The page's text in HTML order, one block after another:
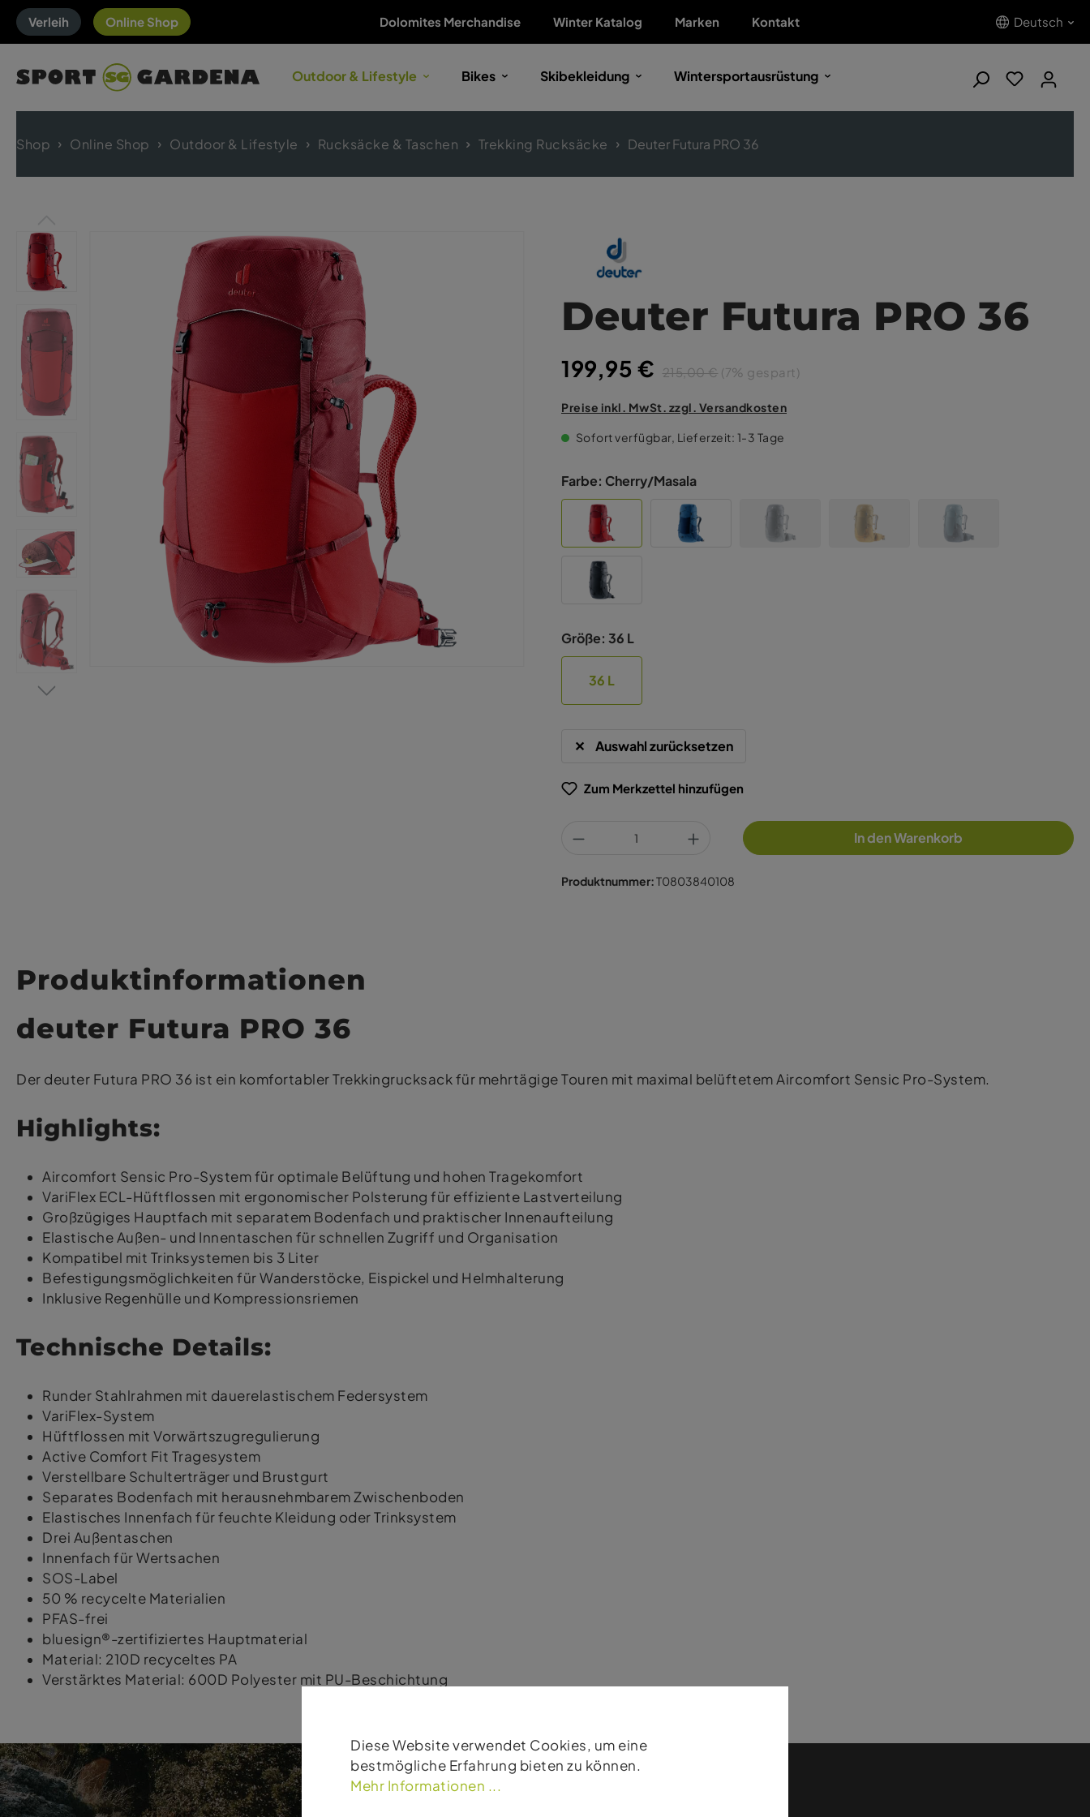
Verleih Online Shop Dolomites Merchandise Winter Katalog Marken Kontakt Deutsch
Outdoor & Lifestyle Bikes Skibekleidung Wintersportausrüstung
Shop Online Shop Outdoor & Lifestyle Rucksäcke & Taschen Trekking Rucksäcke Deuter Futura PRO 36
Deuter Futura PRO 36
199,95 € 215,00 € (7% gespart)
Preise inkl. MwSt. zzgl. Versandkosten
Sofort verfügbar, Lieferzeit: 1-3 Tage
Farbe: Cherry/Masala
Größe: 36 L
36 L
Auswahl zurücksetzen
Zum Merkzettel hinzufügen
In den Warenkorb
Produktnummer:T0803840108
Produktinformationen
deuter Futura PRO 36
Der deuter Futura PRO 36 ist ein komfortabler Trekkingrucksack für mehrtägige Touren mit maximal belüftetem Aircomfort Sensic Pro-System.
Highlights:
Aircomfort Sensic Pro-System für optimale Belüftung und hohen Tragekomfort
VariFlex ECL-Hüftflossen mit ergonomischer Polsterung für effiziente Lastverteilung
Großzügiges Hauptfach mit separatem Bodenfach und praktischer Innenaufteilung
Elastische Außen- und Innentaschen für schnellen Zugriff und Organisation
Kompatibel mit Trinksystemen bis 3 Liter
Befestigungsmöglichkeiten für Wanderstöcke, Eispickel und Helmhalterung
Inklusive Regenhülle und Kompressionsriemen
Technische Details:
Runder Stahlrahmen mit dauerelastischem Federsystem
VariFlex-System
Hüftflossen mit Vorwärtszugregulierung
Active Comfort Fit Tragesystem
Verstellbare Schulterträger und Brustgurt
Separates Bodenfach mit herausnehmbarem Zwischenboden
Elastisches Innenfach für feuchte Kleidung oder Trinksystem
Drei Außentaschen
Innenfach für Wertsachen
SOS-Label
50 % recycelte Materialien
PFAS-frei
bluesign®-zertifiziertes Hauptmaterial
Material: 210D recyceltes PA
Verstärktes Material: 600D Polyester mit PU-Beschichtung
Diese Website verwendet Cookies, um eine
bestmögliche Erfahrung bieten zu können.
Mehr Informationen ...